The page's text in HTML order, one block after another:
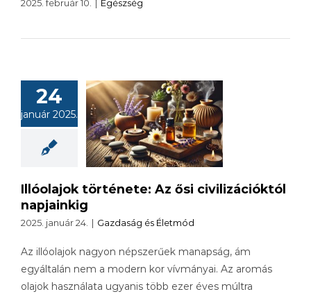
2025. február 10. | Egészség
24
január 2025.
Az ősi
Illóolajok története: Az ősi civilizációktól
napjainkig
2025. január 24. | Gazdaság és Életmód
Az illóolajok nagyon népszerűek manapság, ám
egyáltalán nem a modern kor vívmányai. Az aromás
olajok használata ugyanis több ezer éves múltra